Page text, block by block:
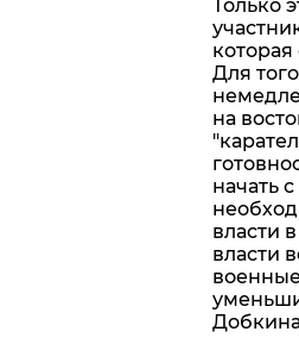
Только
Для
на
начать
власти
власти